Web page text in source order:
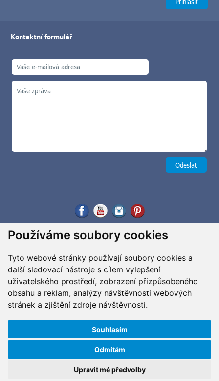
Používáme soubory cookies
Tyto webové stránky používají soubory cookies a
další sledovací nástroje s cílem vylepšení
uživatelského prostředí, zobrazení přizpůsobeného
obsahu a reklam, analýzy návštěvnosti webových
stránek a zjištění zdroje návštěvnosti.
Souhlasím
Odmítám
Upravit mé předvolby
Kontaktní formulář
Copyright ©2026 G&B Beads, s.r.o., vyrobilSimopt, s.r.o.
Všechna práva vyhrazena / All rights reserved